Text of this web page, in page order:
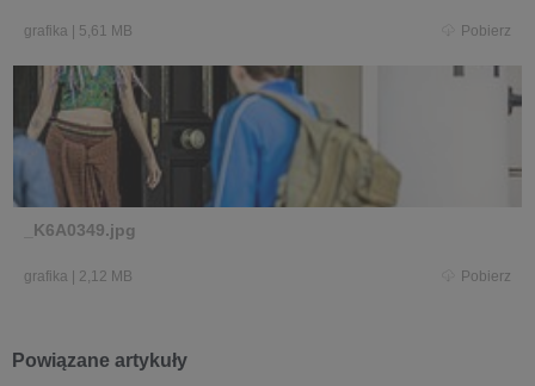
grafika 5,61 MB Pobierz
_K6A0349.jpg
grafika 2,12 MB Pobierz
Powiązane artykuły